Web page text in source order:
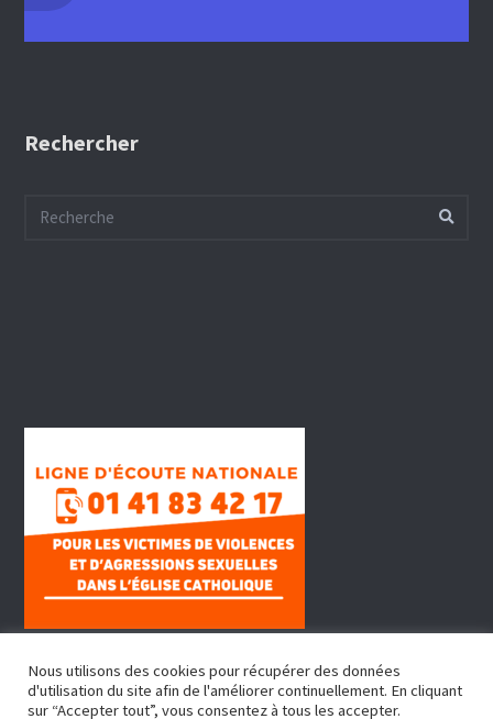
Rechercher
Nous utilisons des cookies pour récupérer des données
d'utilisation du site afin de l'améliorer continuellement. En cliquant
sur “Accepter tout”, vous consentez à tous les accepter.